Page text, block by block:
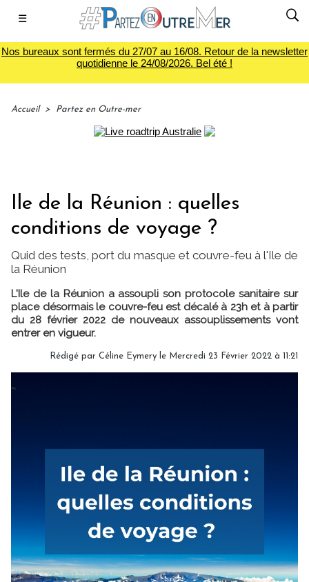
☰
Nos bureaux sont fermés du 27/07 au 16/08. Retour de la newsletter
quotidienne le 24/08/2026. Bel été !
Accueil > Partez en Outre-mer
Ile de la Réunion : quelles
conditions de voyage ?
Quid des tests, port du masque et couvre-feu à l'Ile de
la Réunion
L'Ile de la Réunion a assoupli son protocole sanitaire sur
place désormais le couvre-feu est décalé à 23h et à partir
du 28 février 2022 de nouveaux assouplissements vont
entrer en vigueur.
Rédigé par Céline Eymery le Mercredi 23 Février 2022 à 11:21